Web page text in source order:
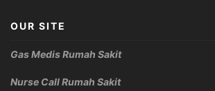
OUR SITE
Gas Medis Rumah Sakit
Nurse Call Rumah Sakit